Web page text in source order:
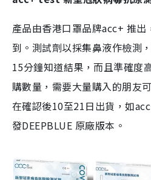
產品由香港口罩品牌acc+ 推出
到。測試劑以採集鼻液作檢測
15分鐘知道結果，而且準確度
購數量，需要大量購入的朋友
在確認後10至21日出貨，如
發DEEPBLUE 原廠版本。